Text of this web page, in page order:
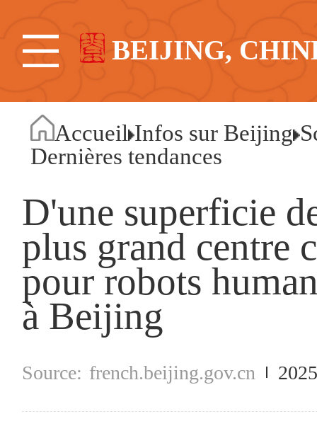
BEIJING,
Accueil Infos sur Beijing
Dernières tendances
D'une superficie
plus grand centre
pour robots
à Beijing
french.beijing.gov.cn